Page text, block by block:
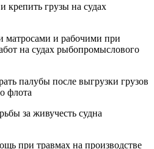
крепить грузы на судах
матросами и рабочими при
на судах рыбопромыслового
палубы после выгрузки грузов
флота
за живучесть судна
при травмах на производстве